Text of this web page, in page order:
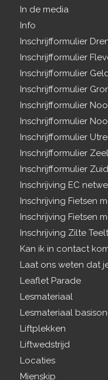
In de media
Info
Inschrijfformulier
Inschrijfformulier
Inschrijfformulier
Inschrijfformulier
Inschrijfformulier
Inschrijfformulier
Inschrijfformulier
Inschrijfformulier
Inschrijfformulier
Inschrijving EC
Inschrijving Fietsen
Inschrijving Fietsen
Inschrijving Zilte
Kan ik in contact
Laat ons weten dat
Leaflet Parade
Lesmateriaal
Lesmateriaal
Liftplekken
Liftwedstrijd
Locaties
Mienskip